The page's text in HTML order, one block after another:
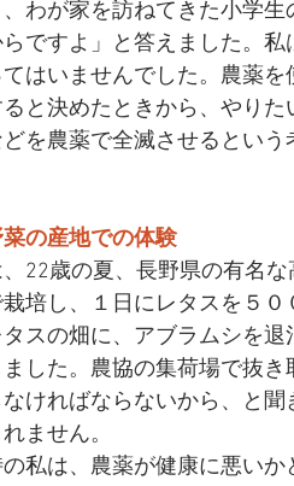
わが家を訪ねてきた小学生
ですよ」と答えました。
はいませんでした。農薬
と決めたときから、やりた
を農薬で全滅させるとい
の産地での体験
22歳の夏、長野県の有名
培し、１日にレタスを５
スの畑に、アブラムシを
ました。農協の集荷場で抜
ければならないから、と
ません。
私は、農薬が健康に悪いか